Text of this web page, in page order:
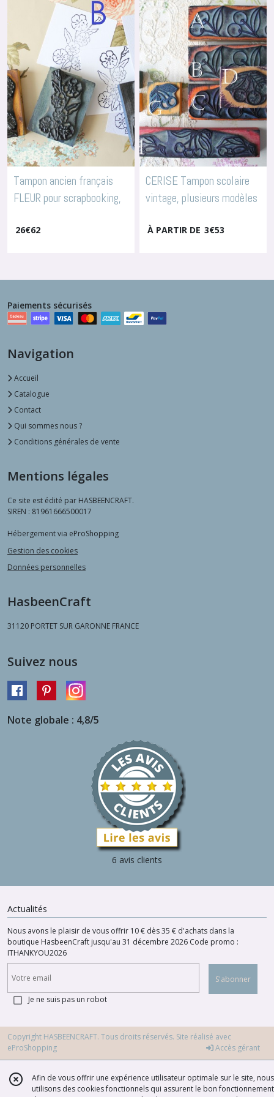
Tampon ancien français
FLEUR pour scrapbooking,
4019-
26€62
CERISE Tampon scolaire
vintage, plusieurs modèles
Fleurs & Fruits
À PARTIR DE 3€53
Paiements sécurisés
Navigation
Accueil
Catalogue
Contact
Qui sommes nous ?
Conditions générales de vente
Mentions légales
Ce site est édité par HASBEENCRAFT.
SIREN : 81961666500017
Hébergement via eProShopping
Gestion des cookies
Données personnelles
HasbeenCraft
31120 PORTET SUR GARONNE FRANCE
Suivez nous
Note globale : 4,8/5
6 avis clients
Actualités
Nous avons le plaisir de vous offrir 10 € dès 35 € d'achats dans la
boutique HasbeenCraft jusqu'au 31 décembre 2026 Code promo :
ITHANKYOU2026
S'abonner
Je ne suis pas un robot
Copyright HASBEENCRAFT. Tous droits réservés. Site réalisé avec
eProShopping
Accès gérant
Afin de vous offrir une expérience utilisateur optimale sur le site, nous
utilisons des cookies fonctionnels qui assurent le bon fonctionnement